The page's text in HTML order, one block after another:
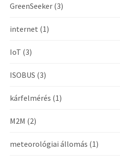
GreenSeeker (3)
internet (1)
IoT (3)
ISOBUS (3)
kárfelmérés (1)
M2M (2)
meteorológiai állomás (1)